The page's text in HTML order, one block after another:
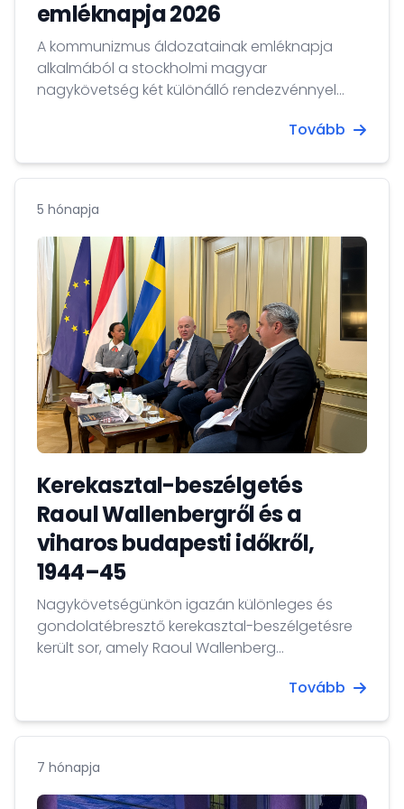
emléknapja 2026
A kommunizmus áldozatainak emléknapja
alkalmából a stockholmi magyar
nagykövetség két különálló rendezvénnyel
Tovább
5 hónapja
Kerekasztal-beszélgetés
Raoul Wallenbergről és a
viharos budapesti időkről,
1944–45
Nagykövetségünkön igazán különleges és
gondolatébresztő kerekasztal-beszélgetésre
került sor, amely Raoul Wallenberg
és az 1944–45-ös budapesti események
Tovább
7 hónapja